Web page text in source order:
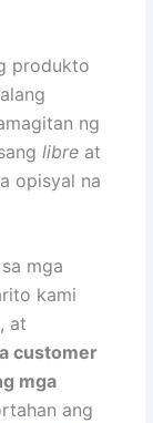
produkto
ng
libre at
opisyal na
mga
kami
at
customer
mga
ang